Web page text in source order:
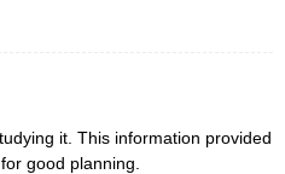
it. This information provided
good planning.